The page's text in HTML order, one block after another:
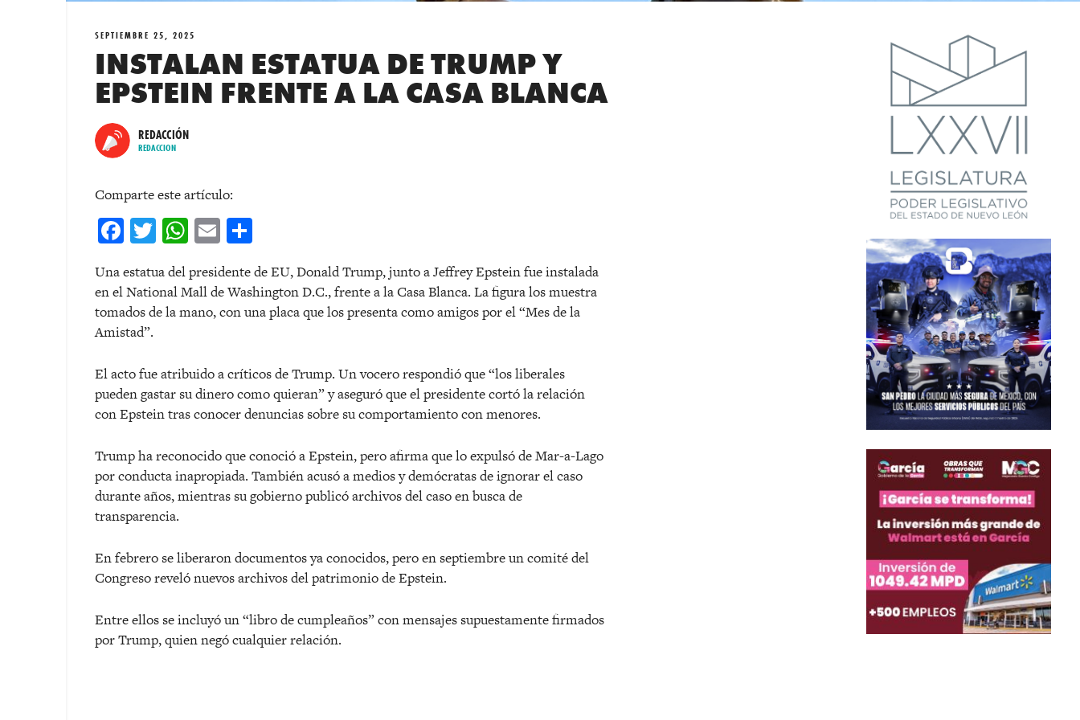
SEPTIEMBRE 25, 2025
INSTALAN ESTATUA DE TRUMP Y
EPSTEIN FRENTE A LA CASA BLANCA
REDACCIÓN
REDACCION
Comparte este artículo:
Facebook
Twitter
WhatsApp
Email
Una estatua del presidente de EU, Donald Trump, junto a Jeffrey Epstein fue instalada
en el National Mall de Washington D.C., frente a la Casa Blanca. La figura los muestra
tomados de la mano, con una placa que los presenta como amigos por el “Mes de la
Amistad”.
El acto fue atribuido a críticos de Trump. Un vocero respondió que “los liberales
pueden gastar su dinero como quieran” y aseguró que el presidente cortó la relación
con Epstein tras conocer denuncias sobre su comportamiento con menores.
Trump ha reconocido que conoció a Epstein, pero afirma que lo expulsó de Mar-a-Lago
por conducta inapropiada. También acusó a medios y demócratas de ignorar el caso
durante años, mientras su gobierno publicó archivos del caso en busca de
transparencia.
En febrero se liberaron documentos ya conocidos, pero en septiembre un comité del
Congreso reveló nuevos archivos del patrimonio de Epstein.
Entre ellos se incluyó un “libro de cumpleaños” con mensajes supuestamente firmados
por Trump, quien negó cualquier relación.